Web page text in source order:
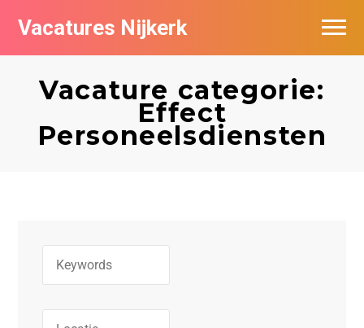
Vacatures Nijkerk
Vacature categorie:
Effect
Personeelsdiensten